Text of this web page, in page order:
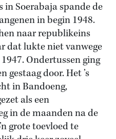
in Soerabaja spande de
in begin 1948.
naar republikeins
dat lukte niet vanwege
Ondertussen ging
gestaag door. Het ’s
in Bandoeng,
als een
in de maanden na de
grote toevloed te